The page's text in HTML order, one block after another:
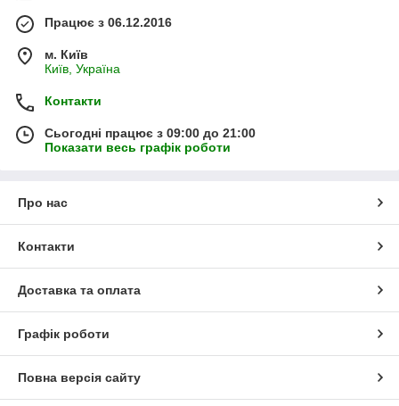
Працює з 06.12.2016
м. Київ
Київ, Україна
Контакти
Сьогодні працює з 09:00 до 21:00
Показати весь графік роботи
Про нас
Контакти
Доставка та оплата
Графік роботи
Повна версія сайту